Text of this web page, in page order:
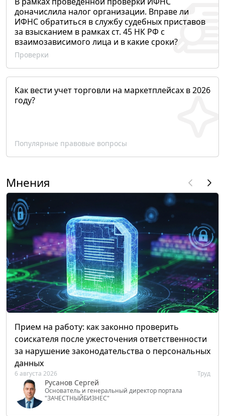
доначислила налог организации. Вправе ли
ИФНС обратиться в службу судебных приставов
за взысканием в рамках ст. 45 НК РФ с
взаимозависимого лица и в какие сроки?
Проверки
Как вести учет торговли на маркетплейсах в 2026
году?
Популярные правовые вопросы
Мнения
Прием на работу: как законно проверить
соискателя после ужесточения ответственности
за нарушение законодательства о персональных
данных
6 августа 2026 Труд
Русанов Сергей
Основатель и генеральный директор портала
"ЗАЧЕСТНЫЙБИЗНЕС"